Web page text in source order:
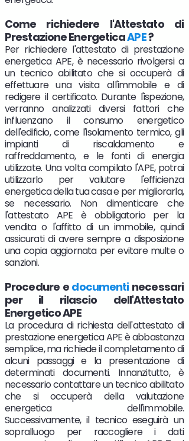
Come richiedere l'Attestato di
Prestazione EnergeticaAPE?
Per richiedere l'attestato di prestazione
energetica APE, è necessario rivolgersi a
un tecnico abilitato che si occuperà di
effettuare una visita all'immobile e di
redigere il certificato. Durante l'ispezione,
verranno analizzati diversi fattori che
influenzano il consumo energetico
dell'edificio, come l'isolamento termico, gli
impianti di riscaldamento e
raffreddamento, e le fonti di energia
utilizzate. Una volta compilato l'APE, potrai
utilizzarlo per valutare l'efficienza
energetica della tua casa e per migliorarla,
se necessario. Non dimenticare che
l'attestato APE è obbligatorio per la
vendita o l'affitto di un immobile, quindi
assicurati di avere sempre a disposizione
una copia aggiornata per evitare multe o
sanzioni.
Procedure e documentinecessari
per il rilascio dell'Attestato
Energetico APE
La procedura di richiesta dell'attestato di
prestazione energetica APE è abbastanza
semplice, ma richiede il completamento di
alcuni passaggi e la presentazione di
determinati documenti. Innanzitutto, è
necessario contattare un tecnico abilitato
che si occuperà della valutazione
energetica dell'immobile.
Successivamente, il tecnico eseguirà un
sopralluogo per raccogliere i dati